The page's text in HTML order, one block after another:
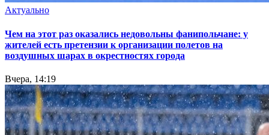
Актуально
Чем на этот раз оказались недовольны фанипольчане: у
жителей есть претензии к организации полетов на
воздушных шарах в окрестностях города
Вчера, 14:19